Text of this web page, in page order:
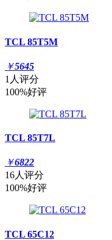
TCL 85T5M
￥5645
1人评分
100%好评
TCL 85T7L
￥6822
16人评分
100%好评
TCL 65C12